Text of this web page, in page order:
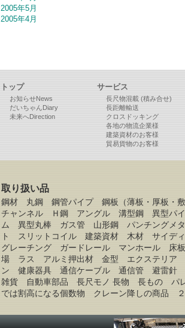
2005年5月
2005年4月
トップ
お知らせNews
だいちゃんDiary
未来へDirection
サービス
長尺物混載 (積み合せ)
長距離輸送
クロスドッキング
各地の物流企業様
建築資材のお客様
貿易貨物のお客様
取り扱い品
鋼材 丸鋼 鋼管パイプ 鋼板（薄板・厚板・
チャンネル Ｈ鋼 アングル 溝型鋼 異型パ
ム 異型丸棒 ガス管 山形鋼 パンチングメ
ト スリットコイル 建築資材 木材 サイ
グレーチング ガードレール マンホール
場 ラス アルミ押出材 金型 エクステリア
ン 健康器具 通信ケーブル 通信管 避雷針
雑貨 自動車部品 長尺モノ 長物 長もの パ
では割高になる個数物 クレーン降しの商品